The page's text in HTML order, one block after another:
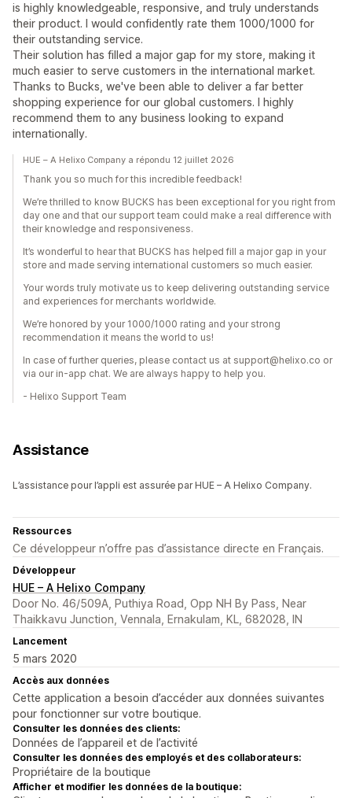
is highly knowledgeable, responsive, and truly understands
their product. I would confidently rate them 1000/1000 for
their outstanding service.
Their solution has filled a major gap for my store, making it
much easier to serve customers in the international market.
Thanks to Bucks, we've been able to deliver a far better
shopping experience for our global customers. I highly
recommend them to any business looking to expand
internationally.
HUE – A Helixo Company a répondu 12 juillet 2026
Thank you so much for this incredible feedback!
We’re thrilled to know BUCKS has been exceptional for you right from
day one and that our support team could make a real difference with
their knowledge and responsiveness.
It’s wonderful to hear that BUCKS has helped fill a major gap in your
store and made serving international customers so much easier.
Your words truly motivate us to keep delivering outstanding service
and experiences for merchants worldwide.
We’re honored by your 1000/1000 rating and your strong
recommendation it means the world to us!
In case of further queries, please contact us at support@helixo.co or
via our in-app chat. We are always happy to help you.
- Helixo Support Team
Assistance
L’assistance pour l’appli est assurée par HUE – A Helixo Company.
Ressources
Ce développeur n’offre pas d’assistance directe en Français.
Développeur
HUE – A Helixo Company
Door No. 46/509A, Puthiya Road, Opp NH By Pass, Near
Thaikkavu Junction, Vennala, Ernakulam, KL, 682028, IN
Lancement
5 mars 2020
Accès aux données
Cette application a besoin d’accéder aux données suivantes
pour fonctionner sur votre boutique.
Consulter les données des clients:
Données de l’appareil et de l’activité
Consulter les données des employés et des collaborateurs:
Propriétaire de la boutique
Afficher et modifier les données de la boutique: